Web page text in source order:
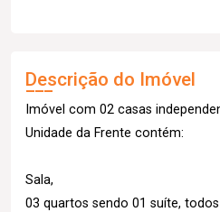
Descrição do Imóvel
Imóvel com 02 casas
Unidade da Frente contém:
Sala,
03 quartos sendo 01 suíte,